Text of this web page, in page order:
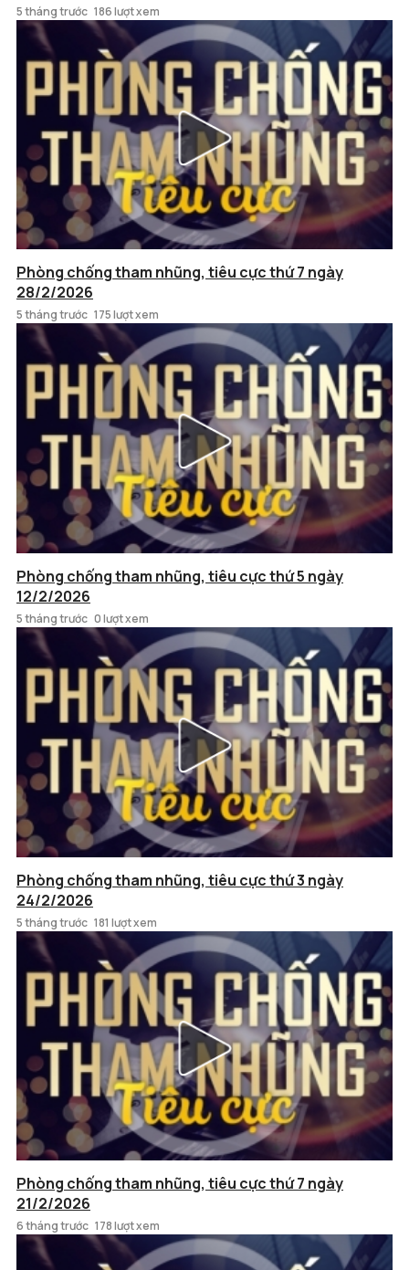
5 tháng trước 186 lượt xem
Phòng chống tham nhũng, tiêu cực thứ 7 ngày
28/2/2026
5 tháng trước 175 lượt xem
Phòng chống tham nhũng, tiêu cực thứ 5 ngày
12/2/2026
5 tháng trước 0 lượt xem
Phòng chống tham nhũng, tiêu cực thứ 3 ngày
24/2/2026
5 tháng trước 181 lượt xem
Phòng chống tham nhũng, tiêu cực thứ 7 ngày
21/2/2026
6 tháng trước 178 lượt xem